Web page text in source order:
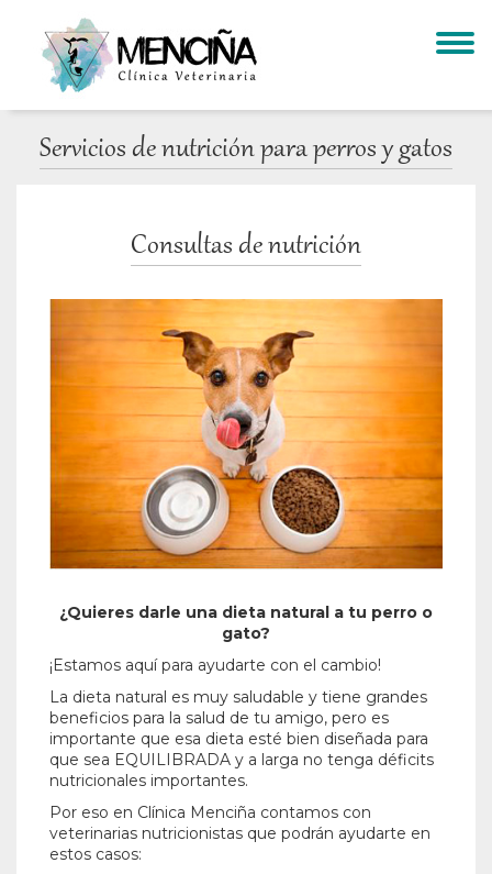
Servicios de nutrición para perros y gatos
Consultas de nutrición
¿Quieres darle una dieta natural a tu perro o
gato?
¡Estamos aquí para ayudarte con el cambio!
La dieta natural es muy saludable y tiene grandes
beneficios para la salud de tu amigo, pero es
importante que esa dieta esté bien diseñada para
que sea EQUILIBRADA y a larga no tenga déficits
nutricionales importantes.
Por eso en Clínica Menciña contamos con
veterinarias nutricionistas que podrán ayudarte en
estos casos: